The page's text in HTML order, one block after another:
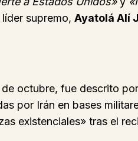
supremo, Ayatolá Alí
octubre, fue descrito
por Irán en bases
existenciales» tras el